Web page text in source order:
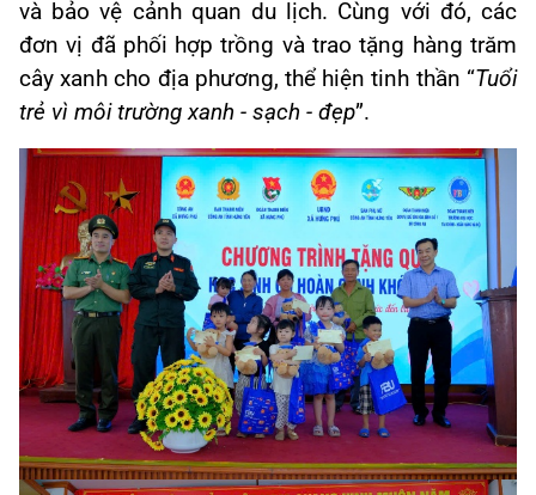
và bảo vệ cảnh quan du lịch. Cùng với đó, các
đơn vị đã phối hợp trồng và trao tặng hàng trăm
cây xanh cho địa phương, thể hiện tinh thần “Tuổi
trẻ vì môi trường xanh - sạch - đẹp”.